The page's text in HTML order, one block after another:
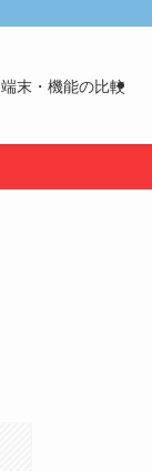
端末・機能の比較